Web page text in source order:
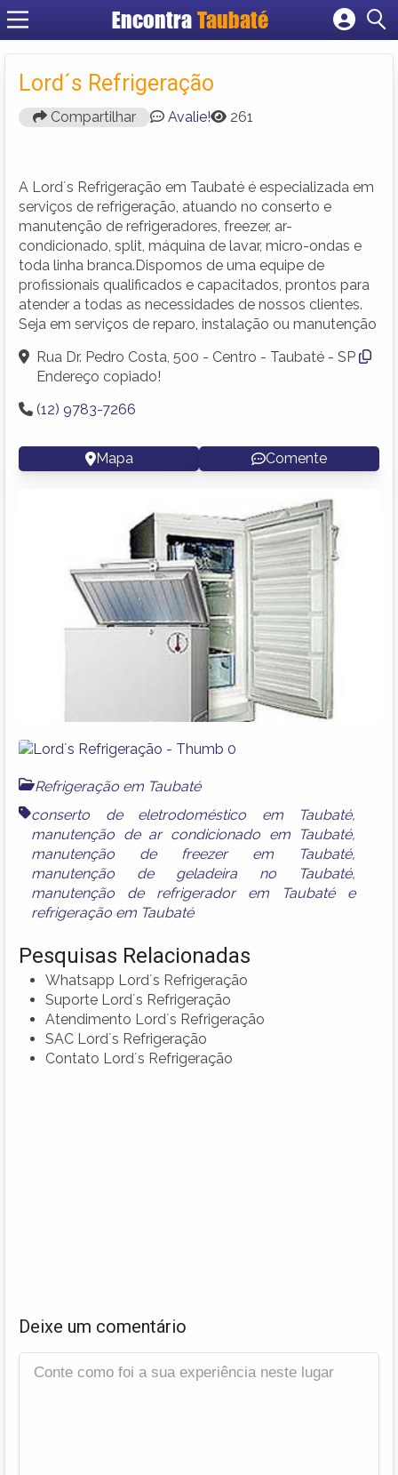
EncontraTaubaté
Cadastrar empresa
Fazer login
Criar conta
Lord´s Refrigeração
Compartilhar Avalie! 261
A Lord´s Refrigeração em Taubaté é especializada em
serviços de refrigeração, atuando no conserto e
manutenção de refrigeradores, freezer, ar-
condicionado, split, máquina de lavar, micro-ondas e
toda linha branca.Dispomos de uma equipe de
profissionais qualificados e capacitados, prontos para
atender a todas as necessidades de nossos clientes.
Seja em serviços de reparo, instalação ou manutenção
Rua Dr. Pedro Costa, 500 - Centro - Taubaté - SP
Endereço copiado!
(12) 9783-7266
Mapa Comente
Refrigeração em Taubaté
conserto de eletrodoméstico em Taubaté,
manutenção de ar condicionado em Taubaté,
manutenção de freezer em Taubaté,
manutenção de geladeira no Taubaté,
manutenção de refrigerador em Taubatée
refrigeração em Taubaté
Pesquisas Relacionadas
Whatsapp Lord´s Refrigeração
Suporte Lord´s Refrigeração
Atendimento Lord´s Refrigeração
SAC Lord´s Refrigeração
Contato Lord´s Refrigeração
Deixe um comentário